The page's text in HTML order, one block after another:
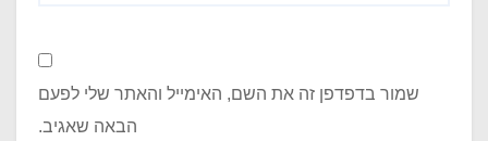
שמור בדפדפן זה את השם, האימייל והאתר שלי לפעם
הבאה שאגיב.